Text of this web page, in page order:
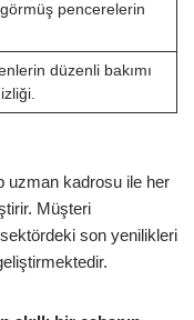
pencerelerin
düzenli bakımı
uzman kadrosu ile her
Müşteri
son yenilikleri